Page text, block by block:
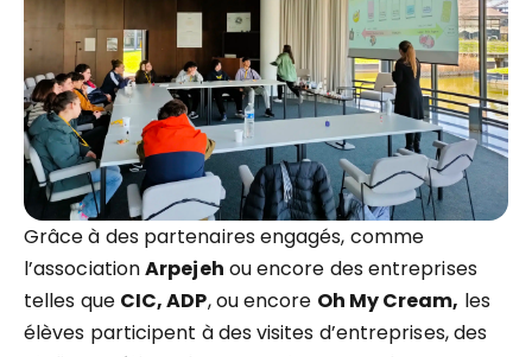
Grâce à des partenaires engagés, comme
l’associationArpejeh ou encore des entreprises
telles que CIC, ADP, ou encore Oh My Cream, les
élèves participent à des visites d’entreprises, des